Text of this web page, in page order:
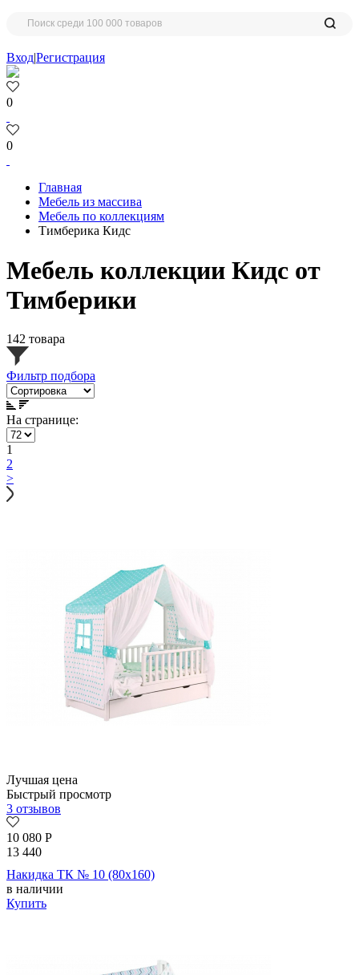
Вход|Регистрация
0
0
Главная
Мебель из массива
Мебель по коллекциям
Тимберика Кидс
Мебель коллекции Кидс от
Тимберики
142 товара
Фильтр подбора
На странице:
1
2
>
Лучшая цена
Быстрый просмотр
3 отзывов
10 080 Р
13 440
Накидка ТК № 10 (80х160)
в наличии
Купить